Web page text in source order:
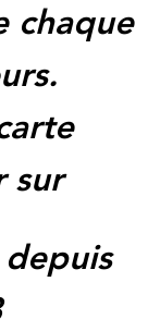
chaque
sur